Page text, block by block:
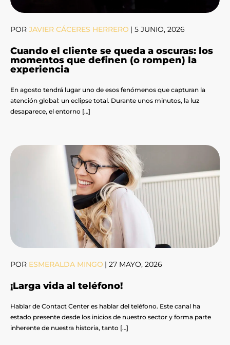
POR JAVIER CÁCERES HERRERO | 5 JUNIO, 2026
Cuando el cliente se queda a oscuras: los
momentos que definen (o rompen) la
experiencia
En agosto tendrá lugar uno de esos fenómenos que capturan la
atención global: un eclipse total. Durante unos minutos, la luz
desaparece, el entorno […]
POR ESMERALDA MINGO | 27 MAYO, 2026
¡Larga vida al teléfono!
Hablar de Contact Center es hablar del teléfono. Este canal ha
estado presente desde los inicios de nuestro sector y forma parte
inherente de nuestra historia, tanto […]